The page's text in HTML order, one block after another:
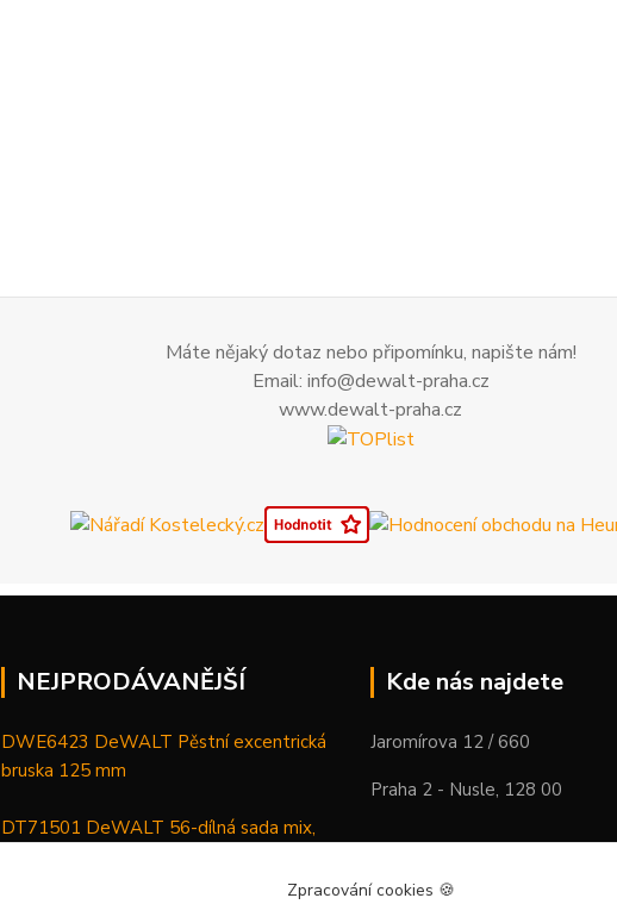
Máte nějaký dotaz nebo připomínku, napište nám!
Email: info@dewalt-praha.cz
www.dewalt-praha.cz
NEJPRODÁVANĚJŠÍ
DWE6423 DeWALT Pěstní excentrická
bruska 125 mm
DT71501 DeWALT 56-dílná sada mix,
Kde nás najdete
Jaromírova 12 / 660
Praha 2 - Nusle, 128 00
Zpracování cookies 🍪